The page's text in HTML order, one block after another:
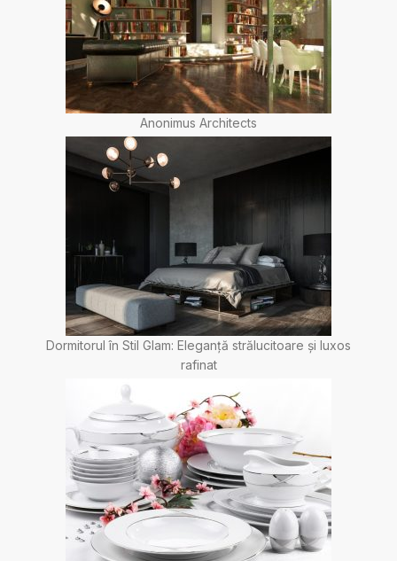
Anonimus Architects
Dormitorul în Stil Glam: Eleganță strălucitoare și luxos
rafinat